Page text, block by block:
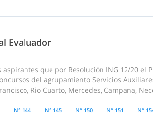
Evaluador
aspirantes que por Resolución ING 12/20
del agrupamiento Servicios
Rio Cuarto, Mercedes, Campana,
N° 144 N° 145 N° 150 N° 151 N°